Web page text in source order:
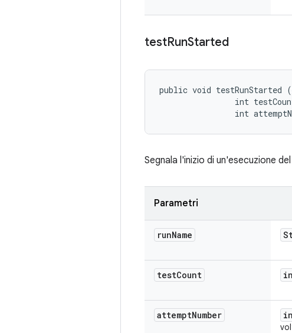
testRunStarted
public void testRunStarted
int
int
Segnala l'inizio di un'esecuzione
Parametri
runName
testCount
attemptNumber